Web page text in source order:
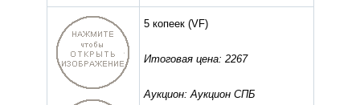
5 копеек(VF)
Итоговая цена: 2267
Аукцион: Аукцион СПБ